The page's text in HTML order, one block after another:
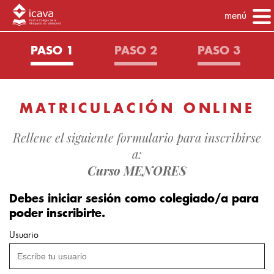
menú
PASO 1 PASO 2 PASO 3
MATRICULACIÓN ONLINE
Rellene el siguiente formulario para inscribirse
a:
Curso MENORES
Debes iniciar sesión como colegiado/a para
poder inscribirte.
Usuario